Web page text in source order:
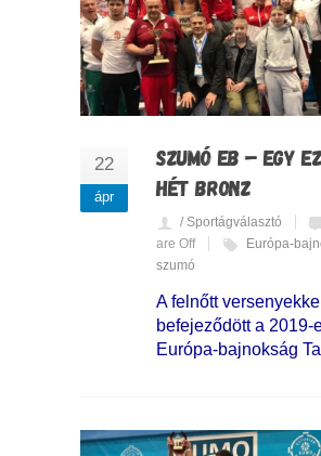
22
ápr
SZUMÓ EB – EGY
HÉT BRONZ
/ Sportágválasztó
are Off
Európa-
szumó
A felnőtt versenyekkel
befejeződött a 2019-
Európa-bajnokság